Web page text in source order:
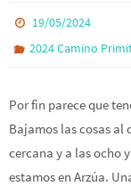
19/05/2024
2024 Camino
Por fin parece que
Bajamos las cosas al
cercana y a las ocho
estamos en Arzúa.